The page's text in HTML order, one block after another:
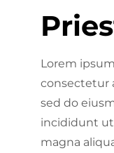
Lorem
consectetur
sed do
incididunt
magna